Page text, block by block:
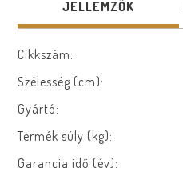
JELLEMZŐK
Cikkszám:
Szélesség (cm):
Gyártó:
Termék súly (kg):
Garancia idő (év):